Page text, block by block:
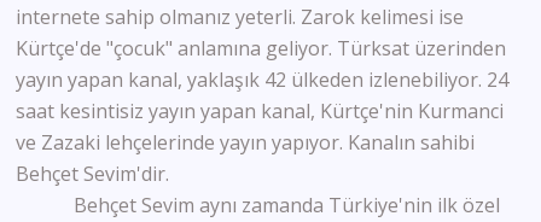
internete sahip olmanız yeterli. Zarok kelimesi ise
Kürtçe'de "çocuk" anlamına geliyor. Türksat üzerinden
yayın yapan kanal, yaklaşık 42 ülkeden izlenebiliyor. 24
saat kesintisiz yayın yapan kanal, Kürtçe'nin Kurmanci
ve Zazaki lehçelerinde yayın yapıyor. Kanalın sahibi
Behçet Sevim'dir.
Behçet Sevim aynı zamanda Türkiye'nin ilk özel